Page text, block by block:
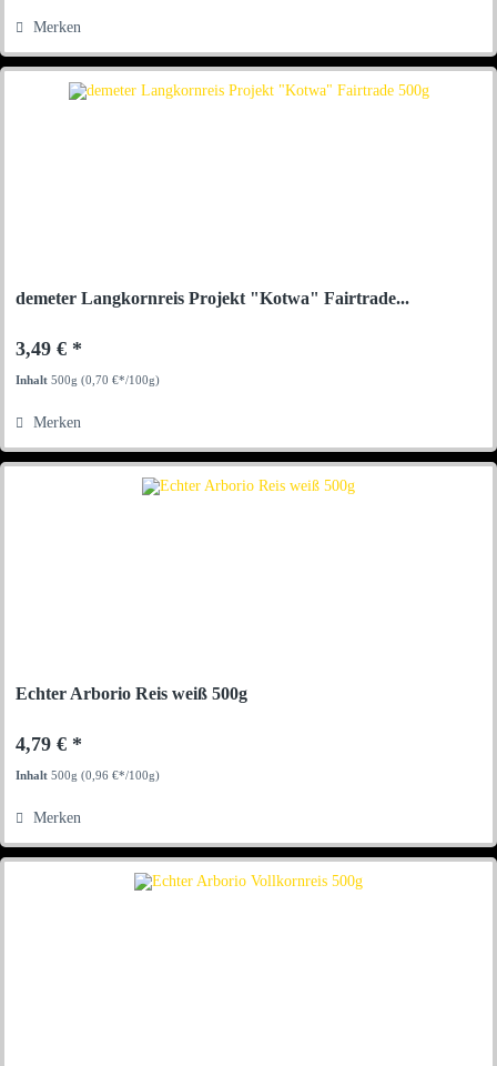
Merken
demeter Langkornreis Projekt "Kotwa" Fairtrade...
3,49 € *
Inhalt500g(0,70 €*/100g)
Merken
Echter Arborio Reis weiß 500g
4,79 € *
Inhalt500g(0,96 €*/100g)
Merken